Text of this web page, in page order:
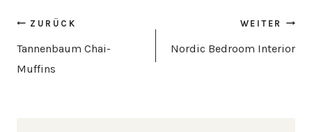
Beitragsnavigation
ZURÜCK
Tannenbaum Chai-
Muffins
WEITER
Nordic Bedroom Interior